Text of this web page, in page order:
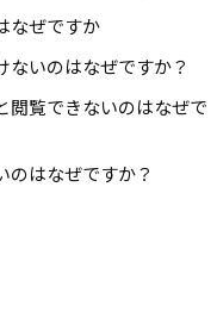
なぜですか
ないのはなぜですか？
閲覧できないのはなぜで
のはなぜですか？